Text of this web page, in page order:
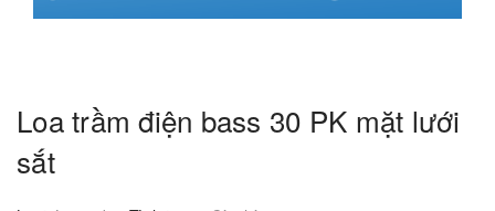
Loa trầm điện bass 30 PK mặt lưới
sắt